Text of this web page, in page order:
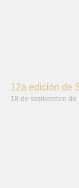
12a edición de
18 de septiembre de